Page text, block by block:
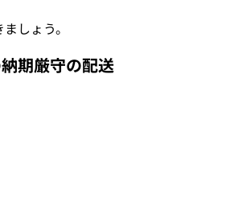
しょう。
期厳守の配送